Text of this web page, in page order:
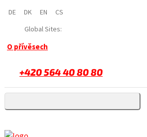
DE DK EN
CS
Global Sites:
O přívěsech
+420 564 40 80 80